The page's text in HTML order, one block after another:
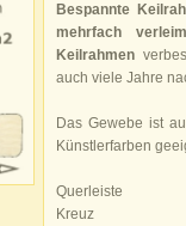
Bespannte
mehrfach
Keilrahmen
auch viele Jahre
Das Gewebe ist
Künstlerfarben
Querleiste
Kreuz